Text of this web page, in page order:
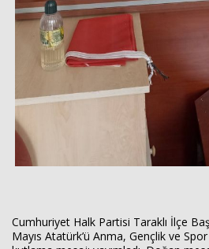
Cumhuriyet Halk Partisi Taraklı İlçe
Mayıs Atatürk’ü Anma, Gençlik ve